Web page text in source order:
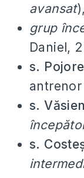
avansat
grup
Daniel,
s.
s.
s.